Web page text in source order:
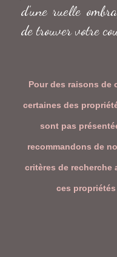
d’une ruelle
de trouver votre
Pour des raisons de
certaines des
sont pas
recommandons de
critères de
ces